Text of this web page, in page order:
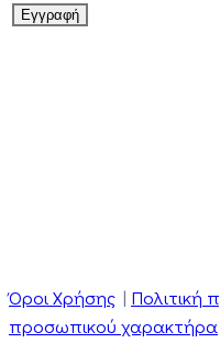
Όροι Χρήσης | Πολιτική
προσωπικού χαρακτήρα